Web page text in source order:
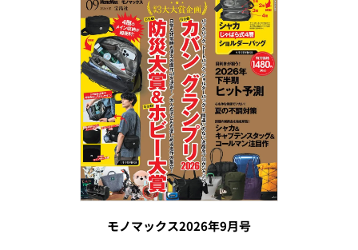
モノマックス2026年9月号